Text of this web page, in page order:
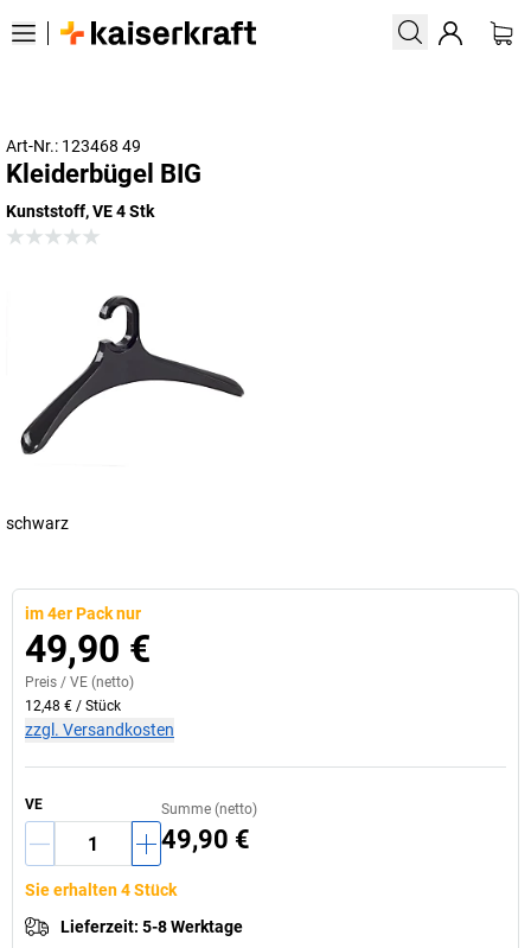
Art-Nr.: 123468 49
Kleiderbügel BIG
Kunststoff, VE 4 Stk
schwarz
im 4er Pack nur
49,90 €
Preis / VE (netto)
12,48 € / Stück
zzgl. Versandkosten
VE Summe (netto)
49,90 €
Sie erhalten 4 Stück
Lieferzeit: 5-8 Werktage